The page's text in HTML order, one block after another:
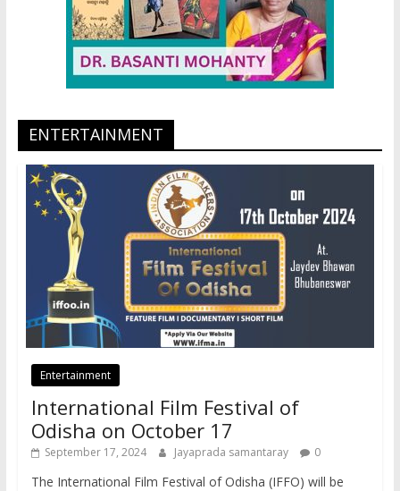
ENTERTAINMENT
Entertainment
International Film Festival of
Odisha on October 17
September 17, 2024 Jayaprada samantaray 0
The International Film Festival of Odisha (IFFO) will be